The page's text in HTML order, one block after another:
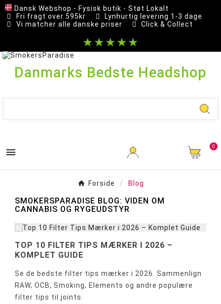
Dansk Webshop - Fysisk butik - Støt Lokalt
Fri fragt over 595kr
Lynhurtig levering 1-3 dage
Vi matcher alle danske priser
Click & Collect
★★★★★
Danmarks Bedste Headshop
 0
Forside Blog
SMOKERSPARADISE BLOG: VIDEN OM
CANNABIS OG RYGEUDSTYR
TOP 10 FILTER TIPS MÆRKER I 2026 –
KOMPLET GUIDE
Se de bedste filter tips mærker i 2026. Sammenlign
RAW, OCB, Smoking, Elements og andre populære
filter tips til joints.